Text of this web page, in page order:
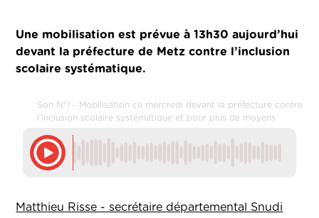
Une mobilisation est prévue à 13h30 aujourd’hui
devant la préfecture de Metz contre l’inclusion
scolaire systématique.
Son N°1 - Mobilisation ce mercredi devant la préfecture contre
l'inclusion scolaire systématique et pour plus de moyens
Matthieu Risse - secrétaire départemental Snudi